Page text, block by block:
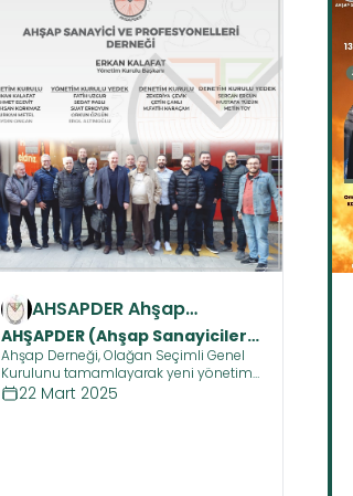
AHSAPDER Ahşap
Sanayicileri ve
Profesyonelleri Derneği
AHŞAPDER (Ahşap Sanayicileri
ve Profesyonelleri Derneği)
Güven Tazeledi
Ahşap Derneği, Olağan Seçimli Genel
Kurulunu tamamlayarak yeni yönetimi
göreve getirdi.
22 Mart 2025